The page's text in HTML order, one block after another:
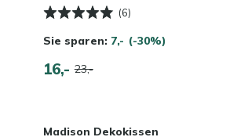
(6)
Sie sparen: 7,- (-30%)
16,- 23,-
Madison Dekokissen